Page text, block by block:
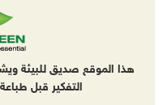
هذا الموقع صديق للبيئة
التفكير قبل